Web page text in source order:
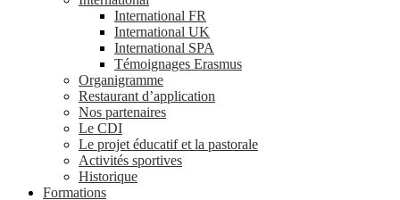
International FR
International UK
International SPA
Témoignages Erasmus
Organigramme
Restaurant d’application
Nos partenaires
Le CDI
Le projet éducatif et la pastorale
Activités sportives
Historique
Formations